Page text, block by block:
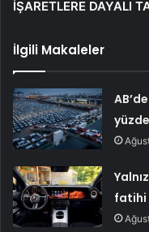
İŞARETLERE DAYALI
İlgili Makaleler
fatihi